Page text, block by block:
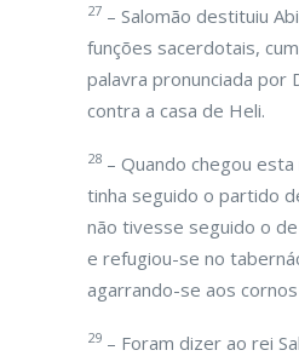
27 – Salomão destituiu
funções sacerdotais,
palavra pronunciada por
contra a casa de Heli.
28 – Quando chegou esta
tinha seguido o partido
não tivesse seguido o
e refugiou-se no
agarrando-se aos
29 – Foram dizer ao rei